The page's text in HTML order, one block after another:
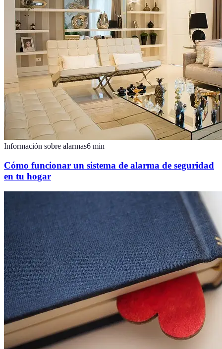
Información sobre alarmas6 min
Cómo funcionar un sistema de alarma de seguridad
en tu hogar